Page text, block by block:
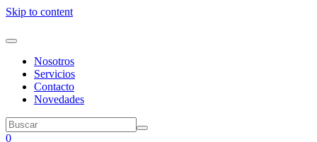
Skip to content
Nosotros
Servicios
Contacto
Novedades
0